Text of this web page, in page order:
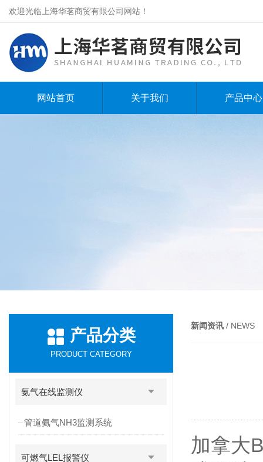
欢迎光临上海华茗商贸有限公司网站！
网站首页 关于我们 产品中心
产品分类
PRODUCT CATEGORY
氨气在线监测仪
管道氨气NH3监测系统
可燃气LEL报警仪
新闻资讯 / NEWS
加拿大